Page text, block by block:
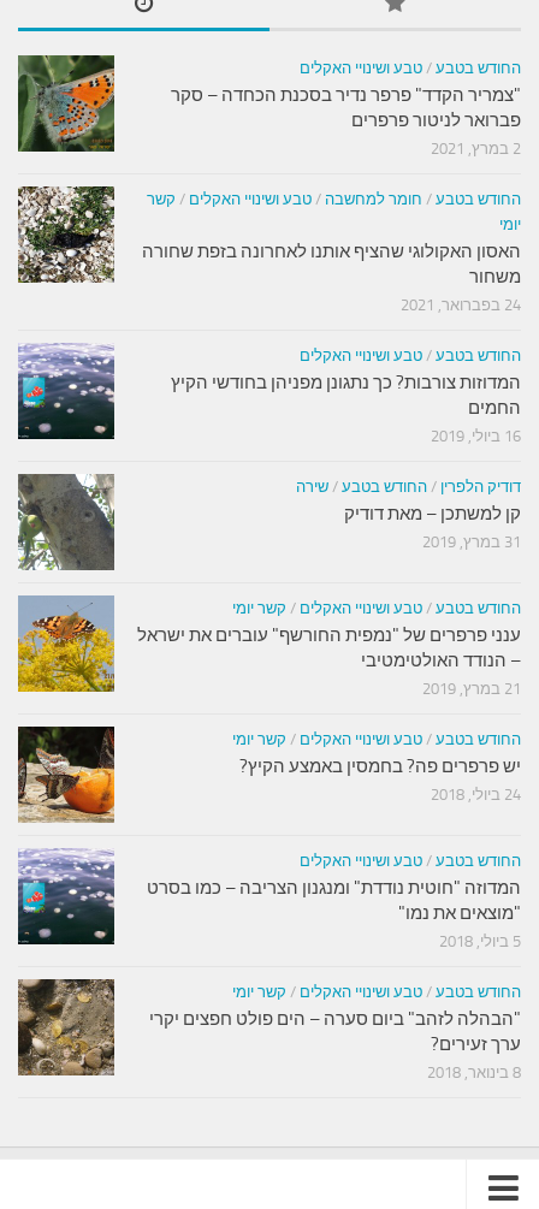
החודש בטבע / טבע ושינויי האקלים
"צמריר הקדד" פרפר נדיר בסכנת הכחדה – סקר
פברואר לניטור פרפרים
2 במרץ, 2021
החודש בטבע / חומר למחשבה / טבע ושינויי האקלים / קשר
יומי
האסון האקולוגי שהציף אותנו לאחרונה בזפת שחורה
משחור
24 בפברואר, 2021
החודש בטבע / טבע ושינויי האקלים
המדוזות צורבות? כך נתגונן מפניהן בחודשי הקיץ
החמים
16 ביולי, 2019
דודיק הלפרין / החודש בטבע / שירה
קן למשתכן – מאת דודיק
31 במרץ, 2019
החודש בטבע / טבע ושינויי האקלים / קשר יומי
ענני פרפרים של "נמפית החורשף" עוברים את ישראל
– הנודד האולטימטיבי
21 במרץ, 2019
החודש בטבע / טבע ושינויי האקלים / קשר יומי
יש פרפרים פה? בחמסין באמצע הקיץ?
24 ביולי, 2018
החודש בטבע / טבע ושינויי האקלים
המדוזה "חוטית נודדת" ומנגנון הצריבה – כמו בסרט
"מוצאים את נמו"
5 ביולי, 2018
החודש בטבע / טבע ושינויי האקלים / קשר יומי
"הבהלה לזהב" ביום סערה – הים פולט חפצים יקרי
ערך זעירים?
8 בינואר, 2018